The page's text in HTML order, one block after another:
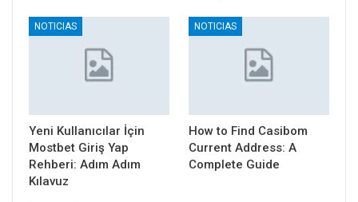
NOTICIAS
Yeni Kullanıcılar İçin
Mostbet Giriş Yap
Rehberi: Adım Adım
Kılavuz
NOTICIAS
How to Find Casibom
Current Address: A
Complete Guide